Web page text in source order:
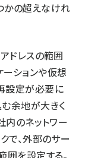
かの超えなけれ
ドレスの範囲
ションや仮想
設定が必要に
余地が大きく
内のネットワー
で、外部のサー
を設定する。